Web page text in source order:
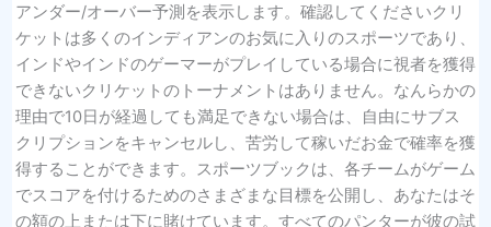
アンダー/オーバー予測を表示します。確認してくださいクリ
ケットは多くのインディアンのお気に入りのスポーツであり、
インドやインドのゲーマーがプレイしている場合に視者を獲得
できないクリケットのトーナメントはありません。なんらかの
理由で10日が経過しても満足できない場合は、自由にサブス
クリプションをキャンセルし、苦労して稼いだお金で確率を獲
得することができます。スポーツブックは、各チームがゲーム
でスコアを付けるためのさまざまな目標を公開し、あなたはそ
の額の上または下に賭けています。すべてのパンターが彼の試